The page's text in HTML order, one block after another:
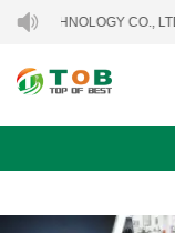
CO., LTD..